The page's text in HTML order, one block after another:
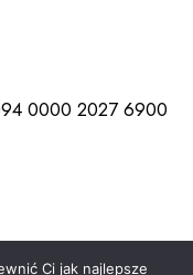
0000 2027 6900
Ci jak najlepsze